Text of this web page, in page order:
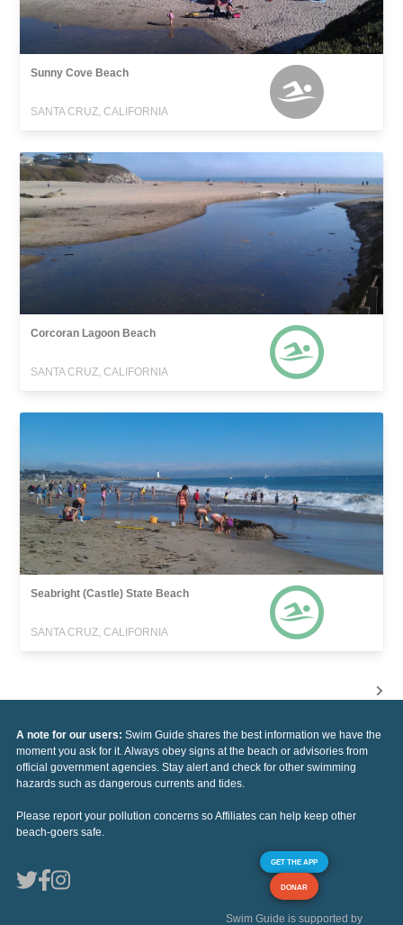
Sunny Cove Beach
SANTA CRUZ, CALIFORNIA
Corcoran Lagoon Beach
SANTA CRUZ, CALIFORNIA
Seabright (Castle) State Beach
SANTA CRUZ, CALIFORNIA
A note for our users: Swim Guide shares the best information we have the
moment you ask for it. Always obey signs at the beach or advisories from
official government agencies. Stay alert and check for other swimming
hazards such as dangerous currents and tides.
Please report your pollution concerns so Affiliates can help keep other
beach-goers safe.
GET THE APP
DONAR
Swim Guide is supported by